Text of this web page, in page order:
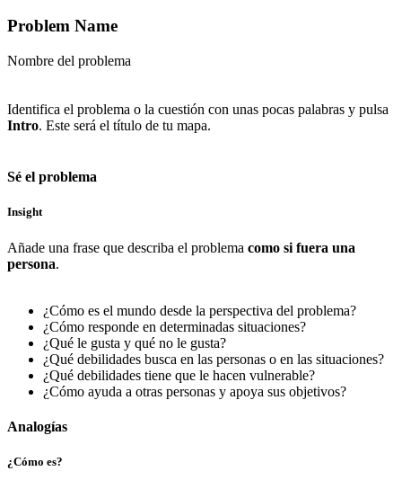
Problem Name
Nombre del problema
Identifica el problema o la cuestión con unas pocas palabras y pulsa
Intro. Este será el título de tu mapa.
Sé el problema
Insight
Añade una frase que describa el problema como si fuera una
persona.
¿Cómo es el mundo desde la perspectiva del problema?
¿Cómo responde en determinadas situaciones?
¿Qué le gusta y qué no le gusta?
¿Qué debilidades busca en las personas o en las situaciones?
¿Qué debilidades tiene que le hacen vulnerable?
¿Cómo ayuda a otras personas y apoya sus objetivos?
Analogías
¿Cómo es?